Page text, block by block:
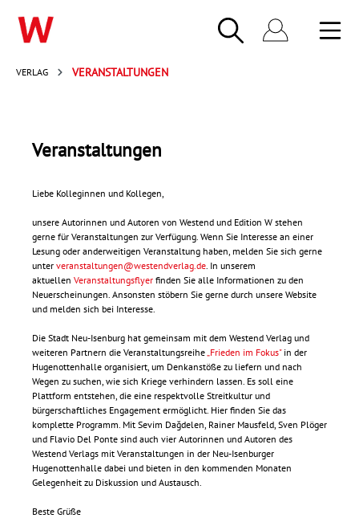
VERLAG VERANSTALTUNGEN
Veranstaltungen
Liebe Kolleginnen und Kollegen,
unsere Autorinnen und Autoren von Westend und Edition W stehen
gerne für Veranstaltungen zur Verfügung. Wenn Sie Interesse an einer
Lesung oder anderweitigen Veranstaltung haben, melden Sie sich gerne
unterveranstaltungen@westendverlag.de . In unserem
aktuellen Veranstaltungsflyerfinden Sie alle Informationen zu den
Neuerscheinungen. Ansonsten stöbern Sie gerne durch unsere Website
und melden sich bei Interesse.
Die Stadt Neu-Isenburg hat gemeinsam mit dem Westend Verlag und
weiteren Partnern die Veranstaltungsreihe „Frieden im Fokus"in der
Hugenottenhalle organisiert, um Denkanstöße zu liefern und nach
Wegen zu suchen, wie sich Kriege verhindern lassen. Es soll eine
Plattform entstehen, die eine respektvolle Streitkultur und
bürgerschaftliches Engagement ermöglicht. Hier finden Sie das
komplette Programm. Mit Sevim Dağdelen, Rainer Mausfeld, Sven Plöger
und Flavio Del Ponte sind auch vier Autorinnen und Autoren des
Westend Verlags mit Veranstaltungen in der Neu-Isenburger
Hugenottenhalle dabei und bieten in den kommenden Monaten
Gelegenheit zu Diskussion und Austausch.
Beste Grüße